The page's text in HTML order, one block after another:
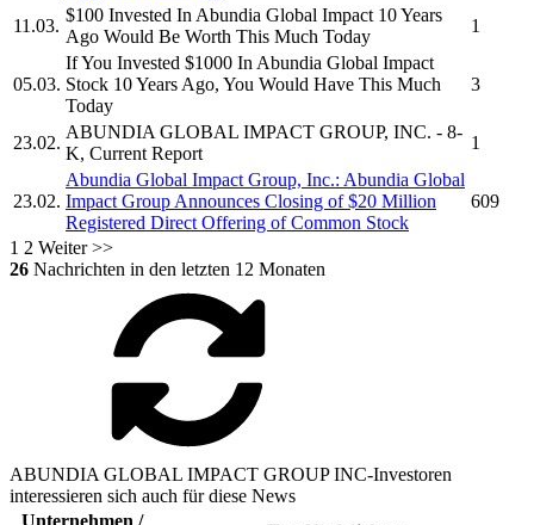
11.03.
$100 Invested In Abundia Global Impact 10 Years
Ago Would Be Worth This Much Today
1
05.03.
If You Invested $1000 In Abundia Global Impact
Stock 10 Years Ago, You Would Have This Much
Today
3
23.02.
ABUNDIA GLOBAL IMPACT GROUP, INC. - 8-
K, Current Report
1
23.02.
Abundia Global Impact Group, Inc.: Abundia Global
Impact Group Announces Closing of $20 Million
Registered Direct Offering of Common Stock
609
1 2 Weiter >>
26 Nachrichten in den letzten 12 Monaten
ABUNDIA GLOBAL IMPACT GROUP INC-Investoren
interessieren sich auch für diese News
Unternehmen /